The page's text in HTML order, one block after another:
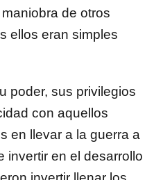
de otros
ellos eran simples
poder, sus privilegios
con aquellos
en llevar a la guerra a
invertir en el desarrollo